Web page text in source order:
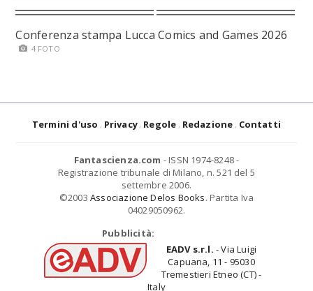
Conferenza stampa Lucca Comics and Games 2026
4 FOTO
Termini d'uso Privacy Regole Redazione Contatti
Fantascienza.com - ISSN 1974-8248 -
Registrazione tribunale di Milano, n. 521 del 5
settembre 2006.
©2003 Associazione Delos Books. Partita Iva
04029050962.
Pubblicità:
EADV s.r.l. - Via Luigi
Capuana, 11 - 95030
Tremestieri Etneo (CT) -
Italy